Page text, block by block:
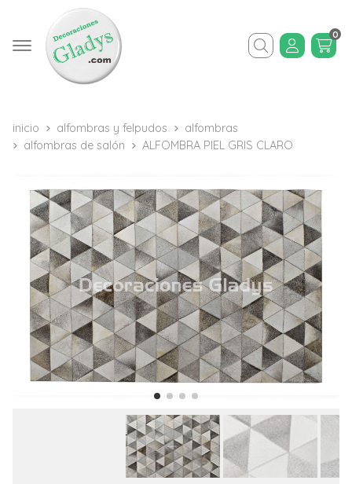
Buscar
0
inicio alfombras y felpudos
alfombras
alfombras de salón
ALFOMBRA PIEL GRIS CLARO